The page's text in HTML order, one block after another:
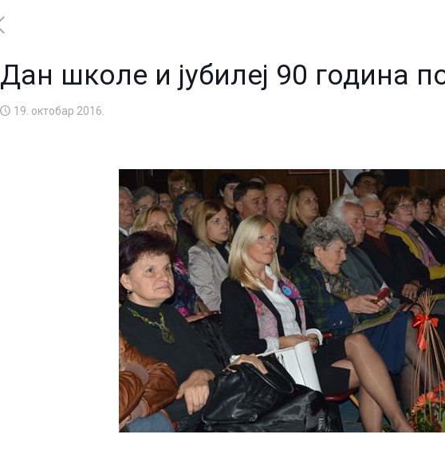
Дан школе и јубилеј 90 година
19. октобар 2016.